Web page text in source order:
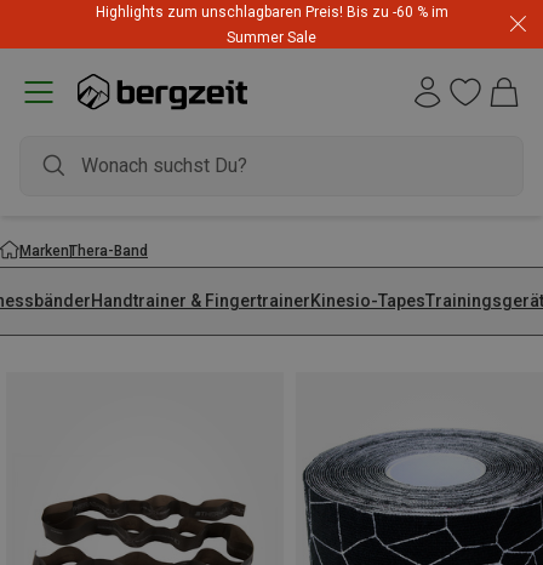
Highlights zum unschlagbaren Preis! Bis zu -60 % im
Summer Sale
MarkenThera-Band
Handtrainer & FingertrainerKinesio-Tapes